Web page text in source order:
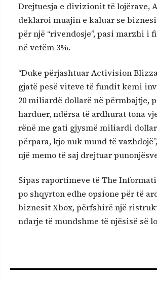
Drejtuesja e divizionit të lojërave,
deklaroi muajin e kaluar se
për një “rivendosje”, pasi marzhi i
në vetëm 3%.
“Duke përjashtuar Activision
gjatë pesë viteve të fundit kemi
20 miliardë dollarë në përmbajtje,
harduer, ndërsa të ardhurat tona
rënë me gati gjysmë miliardi
përpara, kjo nuk mund të
një memo të saj drejtuar
Sipas raportimeve të The
po shqyrton edhe opsione për të
biznesit Xbox, përfshirë një
ndarje të mundshme të njësisë së